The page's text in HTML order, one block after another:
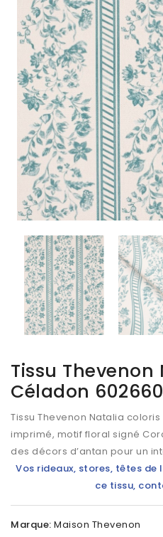
Tissu Thevenon
Céladon
Tissu Thevenon Natalia
imprimé, motif floral signé
des décors d’antan pour un
Vos rideaux, stores, têtes
ce tissu,
Marque: Maison Thevenon